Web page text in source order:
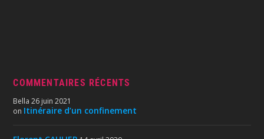
COMMENTAIRES RÉCENTS
Bella 26 juin 2021
on Itinéraire d’un confinement